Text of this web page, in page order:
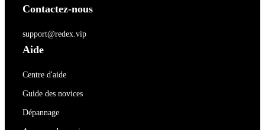
Contactez-nous
support@redex.vip
Aide
Centre d'aide
Guide des novices
Dépannage